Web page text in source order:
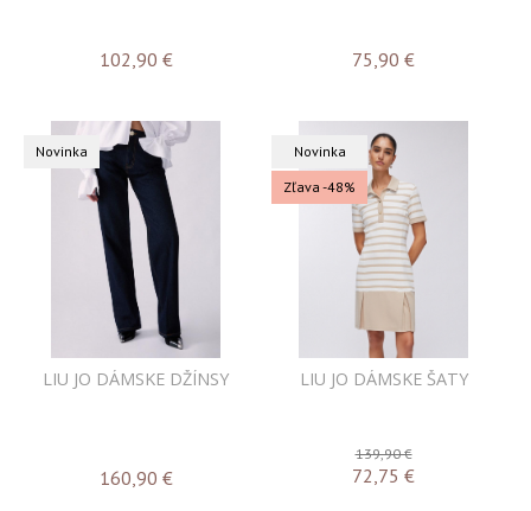
102,90 € 75,90 €
Novinka
LIU JO DÁMSKE DŽÍNSY
160,90 €
Novinka
Zľava -48%
LIU JO DÁMSKE ŠATY
139,90 €
72,75 €